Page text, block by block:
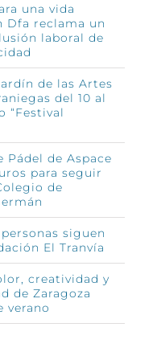
una vida
Dfa reclama un
laboral de
de las Artes
del 10 al
“Festival
Pádel de Aspace
para seguir
de
siguen
El Tranvía
creatividad y
de Zaragoza
verano